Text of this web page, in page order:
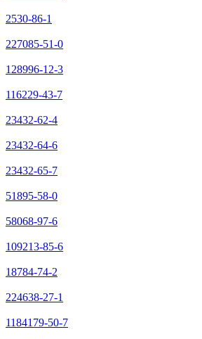
2530-86-1
227085-51-0
128996-12-3
116229-43-7
23432-62-4
23432-64-6
23432-65-7
51895-58-0
58068-97-6
109213-85-6
18784-74-2
224638-27-1
1184179-50-7